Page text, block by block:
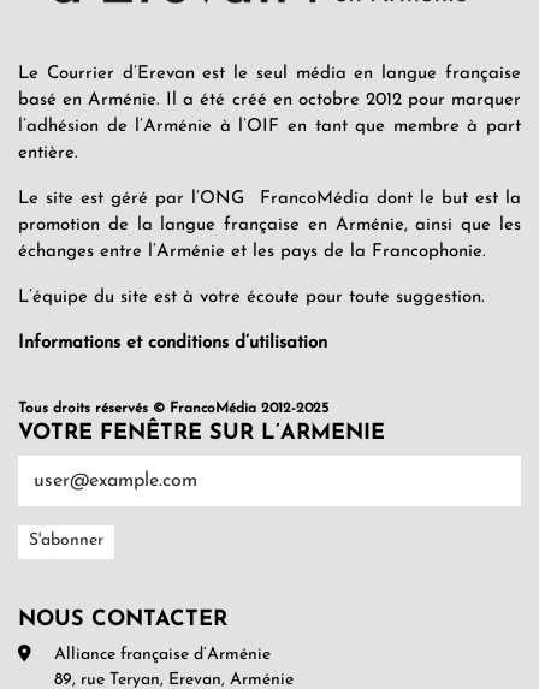
Le Courrier d’Erevan est le seul média en langue française
basé en Arménie. Il a été créé en octobre 2012 pour marquer
l’adhésion de l’Arménie à l’OIF en tant que membre à part
entière.
Le site est géré par l’ONG FrancoMédia dont le but est la
promotion de la langue française en Arménie, ainsi que les
échanges entre l’Arménie et les pays de la Francophonie.
L’équipe du site est à votre écoute pour toute suggestion.
Informations et conditions d’utilisation
Tous droits réservés © FrancoMédia 2012-2025
VOTRE FENÊTRE SUR L’ARMENIE
NOUS CONTACTER
Alliance française d’Arménie
89, rue Teryan, Erevan, Arménie